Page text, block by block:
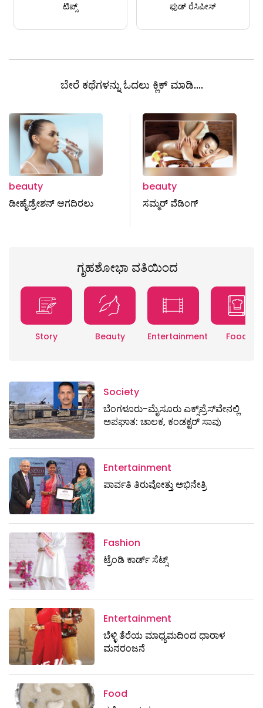
ಟಿಪ್ಸ್
ಫುಡ್ ರೆಸಿಪೀಸ್
ಬೇರೆ ಕಥೆಗಳನ್ನು ಓದಲು ಕ್ಲಿಕ್ ಮಾಡಿ....
beauty
ಡೀಹೈಡ್ರೇಶನ್‌ ಆಗದಿರಲು
beauty
ಸಮ್ಮರ್‌ ವೆಡಿಂಗ್‌
ಗೃಹಶೋಭಾ ವತಿಯಿಂದ
Story Beauty Entertainment Food
Society
ಬೆಂಗಳೂರು-ಮೈಸೂರು ಎಕ್ಸ್​ಪ್ರೆಸ್‌ವೇನಲ್ಲಿ
ಅಪಘಾತ: ಚಾಲಕ, ಕಂಡಕ್ಟರ್ ಸಾವು
Entertainment
ಪಾರ್ವತಿ ತಿರುವೋತ್ತು ಅಭಿನೇತ್ರಿ
Fashion
ಟ್ರೆಂಡಿ ಕಾರ್ಡ್‌ ಸೆಟ್ಸ್
Entertainment
ಬೆಳ್ಳಿ ತೆರೆಯ ಮಾಧ್ಯಮದಿಂದ ಧಾರಾಳ
ಮನರಂಜನೆ
Food